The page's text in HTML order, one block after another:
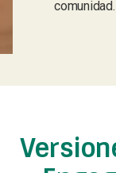
comunidad.